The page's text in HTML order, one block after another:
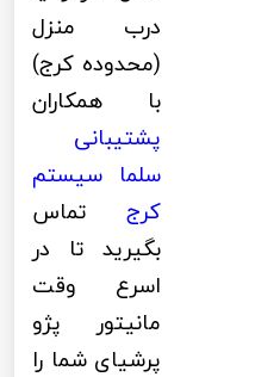
درب منزل
(محدوده کرج)
با همکاران
پشتیبانی
سلما سیستم
کرج تماس
بگیرید تا در
اسرع وقت
مانیتور پژو
پرشیای شما را